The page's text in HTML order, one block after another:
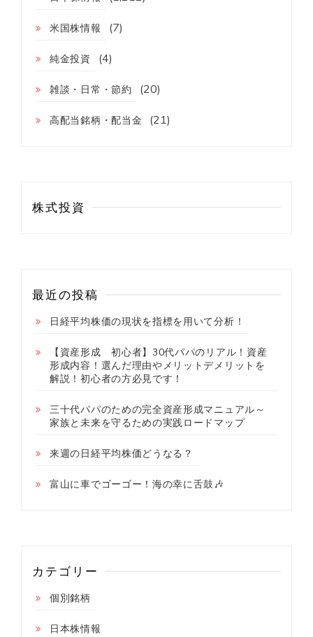
米国株情報 (7)
純金投資 (4)
雑談・日常・節約 (20)
高配当銘柄・配当金 (21)
株式投資
最近の投稿
日経平均株価の現状を指標を用いて分析！
【資産形成 初心者】30代パパのリアル！資産
形成内容！選んだ理由やメリットデメリットを
解説！初心者の方必見です！
三十代パパのための完全資産形成マニュアル～
家族と未来を守るための実践ロードマップ
来週の日経平均株価どうなる？
富山に車でゴーゴー！海の幸に舌鼓🎶
カテゴリー
個別銘柄
日本株情報